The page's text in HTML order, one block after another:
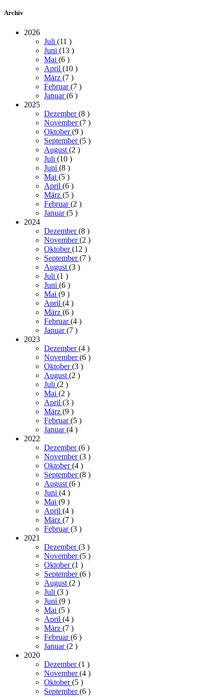
Archiv
2026
Juli (11 )
Juni (13 )
Mai (6 )
April (10 )
März (7 )
Februar(7 )
Januar(6 )
2025
Dezember(8 )
November(7 )
Oktober(9 )
September(5 )
August(2 )
Juli (10 )
Juni (8 )
Mai (5 )
April (6 )
März (5 )
Februar(2 )
Januar(5 )
2024
Dezember(8 )
November(2 )
Oktober(12 )
September(7 )
August(3 )
Juli (1 )
Juni (6 )
Mai (9 )
April (4 )
März (6 )
Februar(4 )
Januar(7 )
2023
Dezember(4 )
November(6 )
Oktober(3 )
August(2 )
Juli (2 )
Mai (2 )
April (3 )
März (9 )
Februar(5 )
Januar(4 )
2022
Dezember(6 )
November(3 )
Oktober(4 )
September(8 )
August(6 )
Juni (4 )
Mai (9 )
April (4 )
März (7 )
Februar(3 )
2021
Dezember(3 )
November(5 )
Oktober(1 )
September(6 )
August(2 )
Juli (3 )
Juni (9 )
Mai (5 )
April (4 )
März (7 )
Februar(6 )
Januar(2 )
2020
Dezember(1 )
November(4 )
Oktober(5 )
September(6 )